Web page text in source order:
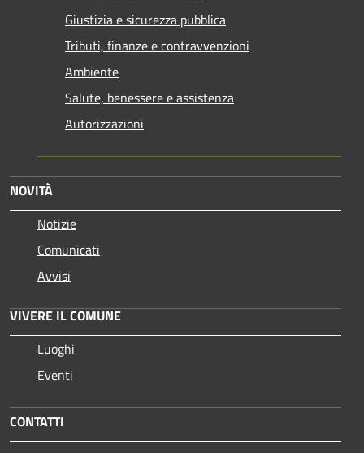
Giustizia e sicurezza pubblica
Tributi, finanze e contravvenzioni
Ambiente
Salute, benessere e assistenza
Autorizzazioni
NOVITÀ
Notizie
Comunicati
Avvisi
VIVERE IL COMUNE
Luoghi
Eventi
CONTATTI